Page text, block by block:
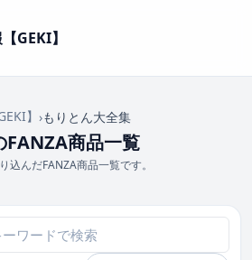
GEKI】
】 ›もりとん大全集
FANZA商品一覧
込んだFANZA商品一覧です。